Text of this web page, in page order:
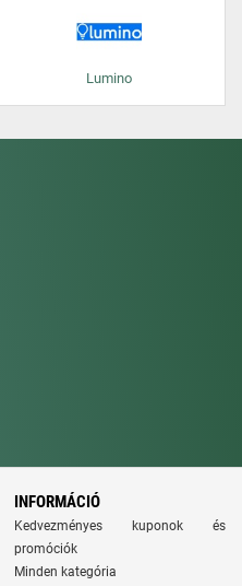
Lumino
INFORMÁCIÓ
Kedvezményes kuponok és
promóciók
Minden kategória